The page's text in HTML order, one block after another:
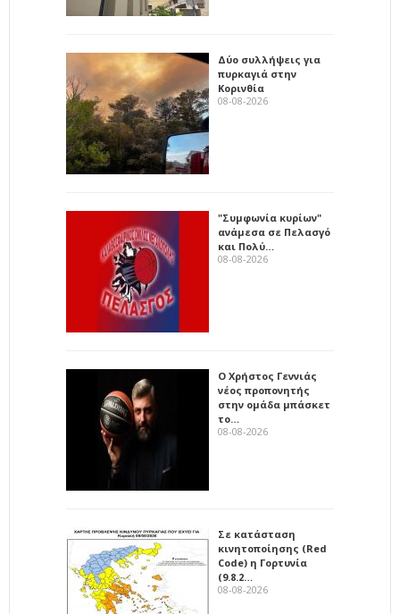
Δύο συλλήψεις για
πυρκαγιά στην
Κορινθία
08-08-2026
"Συμφωνία κυρίων"
ανάμεσα σε Πελασγό
και Πολύ…
08-08-2026
Ο Χρήστος Γεννιάς
νέος προπονητής
στην ομάδα μπάσκετ
το…
08-08-2026
Σε κατάσταση
κινητοποίησης (Red
Code) η Γορτυνία
(9.8.2…
08-08-2026